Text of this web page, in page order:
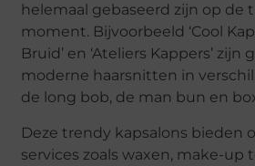
helemaal gebaseerd zijn op de
moment. Bijvoorbeeld ‘Cool
Bruid’ en ‘Ateliers Kappers’ zijn
moderne haarsnitten in
de long bob, de man bun en
Deze trendy kapsalons bieden
services zoals waxen, make-up